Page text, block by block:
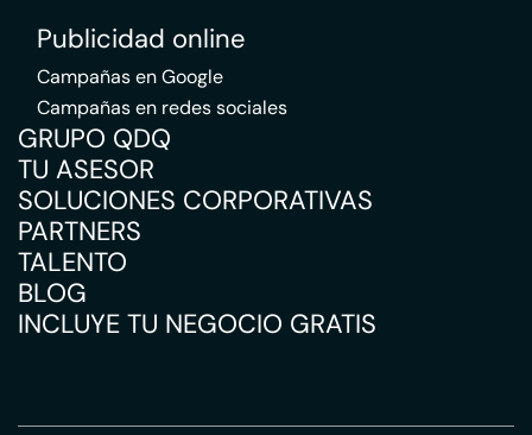
Publicidad online
Campañas en Google
Campañas en redes sociales
GRUPO QDQ
TU ASESOR
SOLUCIONES CORPORATIVAS
PARTNERS
TALENTO
BLOG
INCLUYE TU NEGOCIO GRATIS